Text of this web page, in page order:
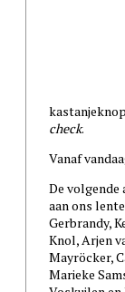
check.
Vanaf
De volgende
aan ons
Gerbrandy,
Knol, Arjen
Mayröcker,
Marieke